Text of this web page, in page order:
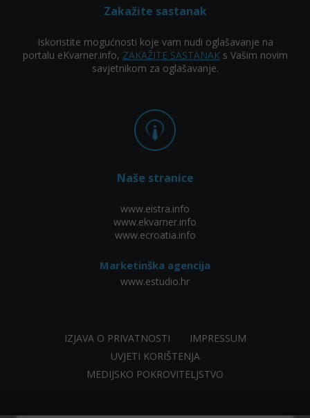
Zakažite sastanak
Iskoristite mogućnosti koje vam nudi oglašavanje na
portalu eKvarner.info, ZAKAŽITE SASTANAKs Vašim novim
savjetnikom za oglašavanje.
Naše stranice
www.eistra.info
www.ekvarner.info
www.ecroatia.info
Marketinška agencija
www.estudio.hr
IZJAVA O PRIVATNOSTI
IMPRESSUM
UVJETI KORIŠTENJA
MEDIJSKO POKROVITELJSTVO